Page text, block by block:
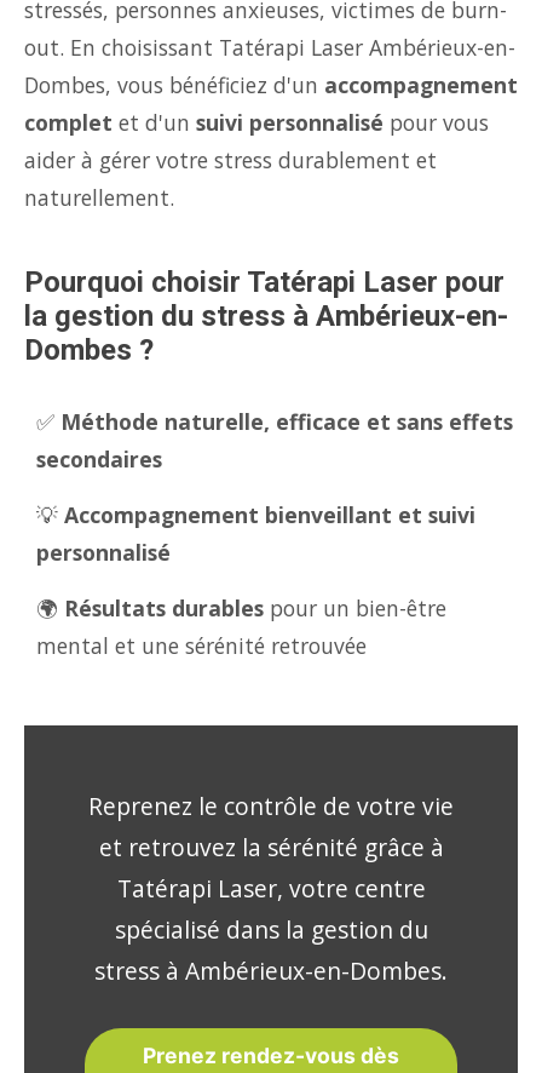
stressés, personnes anxieuses, victimes de burn-
out. En choisissant Tatérapi Laser Ambérieux-en-
Dombes, vous bénéficiez d'un accompagnement
complet et d'un suivi personnalisé pour vous
aider à gérer votre stress durablement et
naturellement.
Pourquoi choisir Tatérapi Laser pour
la gestion du stress à Ambérieux-en-
Dombes ?
✅ Méthode naturelle, efficace et sans effets
secondaires
💡 Accompagnement bienveillant et suivi
personnalisé
🌍 Résultats durables pour un bien-être
mental et une sérénité retrouvée
Reprenez le contrôle de votre vie
et retrouvez la sérénité grâce à
Tatérapi Laser, votre centre
spécialisé dans la gestion du
stress à Ambérieux-en-Dombes.
Prenez rendez-vous dès